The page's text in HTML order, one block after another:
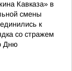
Кавказа» в
смены
к
со стражем
Дню